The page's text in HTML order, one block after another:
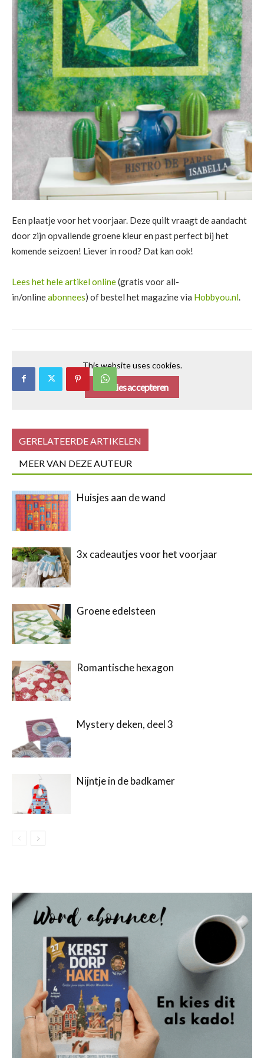
Een plaatje voor het voorjaar. Deze quilt vraagt de aandacht
door zijn opvallende groene kleur en past perfect bij het
komende seizoen! Liever in rood? Dat kan ook!
Lees het hele artikel online(gratis voor all-
in/onlineabonnees) of bestel het magazine via Hobbyou.nl
This website uses cookies.
Cookies accepteren
GERELATEERDE ARTIKELEN
MEER VAN DEZE AUTEUR
Huisjes aan de wand
3x cadeautjes voor het voorjaar
Groene edelsteen
Romantische hexagon
Mystery deken, deel 3
Nijntje in de badkamer